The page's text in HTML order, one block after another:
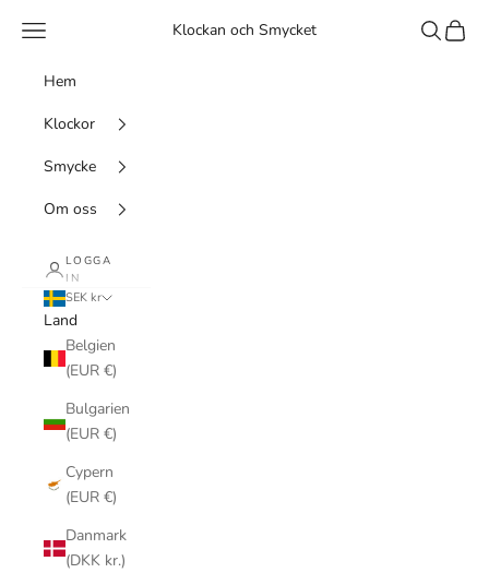
Klockan och Smycket
Meny Sök
Hem
Klockor
Smycke
Om oss
LOGGA
IN
SEK kr
Land
Belgien
(EUR €)
Bulgarien
(EUR €)
Cypern
(EUR €)
Danmark
(DKK kr.)